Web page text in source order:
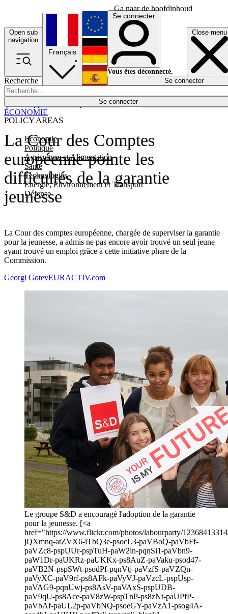
Ga naar de hoofdinhoud
Open sub
navigation
Close menu
Recherche
Se connecter
POLICY AREAS
Economie
Politique
Agriculture et Alimentation
Santé
Technologies
Energie, Environnement et Transport
Défense
Économie
Français
English
Deutsch
Español
Se connecter
Vous êtes déconnecté.
Se connecter
La Cour des Comptes
européenne pointe les
difficultés de la garantie
jeunesse
La Cour des comptes européenne, chargée de superviser la garantie
pour la jeunesse, a admis ne pas encore avoir trouvé un seul jeune
ayant trouvé un emploi grâce à cette initiative phare de la
Commission.
ÉCONOMIE
Georgi GotevEURACTIV.com
Le groupe S&D a encouragé l'adoption de la garantie
pour la jeunesse. [<a
href="https://www.flickr.com/photos/labourparty/
jQXmnq-atZVX6-iTbQ3e-psocL3-paVBoQ-paVbFf-
paVZc8-pspUUr-pspTuH-paW2in-pqnSi1-paVbn9-
paW1Dr-paUKRz-paUKKx-ps8AuZ-paVaku-psod47-
paVB2N-pspSWt-psodPf-pqnVtj-paVzfS-paVZQn-
paVyXC-paV9rf-ps8AFk-paVyVJ-paVzcL-pspUsp-
paVAG9-pqnUwj-ps8AsV-paVAxS-pspUDB-
paV9qU-ps8Ace-paV8zW-pspTnP-ps8zNt-paUPfP-
paVbAf-paUL2p-paVbNQ-psoeGY-paVzA1-psog4A-